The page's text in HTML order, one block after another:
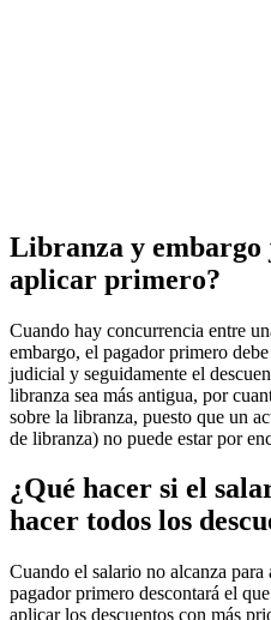
Libranza y
aplicar primero?
Cuando hay concurrencia entre
embargo, el pagador primero
judicial y seguidamente el
libranza sea más antigua, por
sobre la libranza, puesto que un
de libranza) no puede estar por
¿Qué hacer si el
hacer todos los
Cuando el salario no alcanza para
pagador primero descontará el
aplicar los descuentos con más